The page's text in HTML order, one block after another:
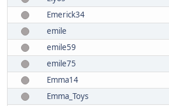
Emerick34
emile
emile59
emile75
Emma14
Emma_Toys